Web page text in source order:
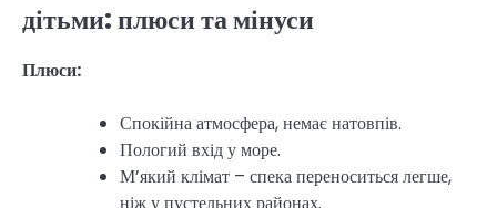
дітьми: плюси та мінуси
Плюси:
Спокійна атмосфера, немає натовпів.
Пологий вхід у море.
М’який клімат – спека переноситься легше,